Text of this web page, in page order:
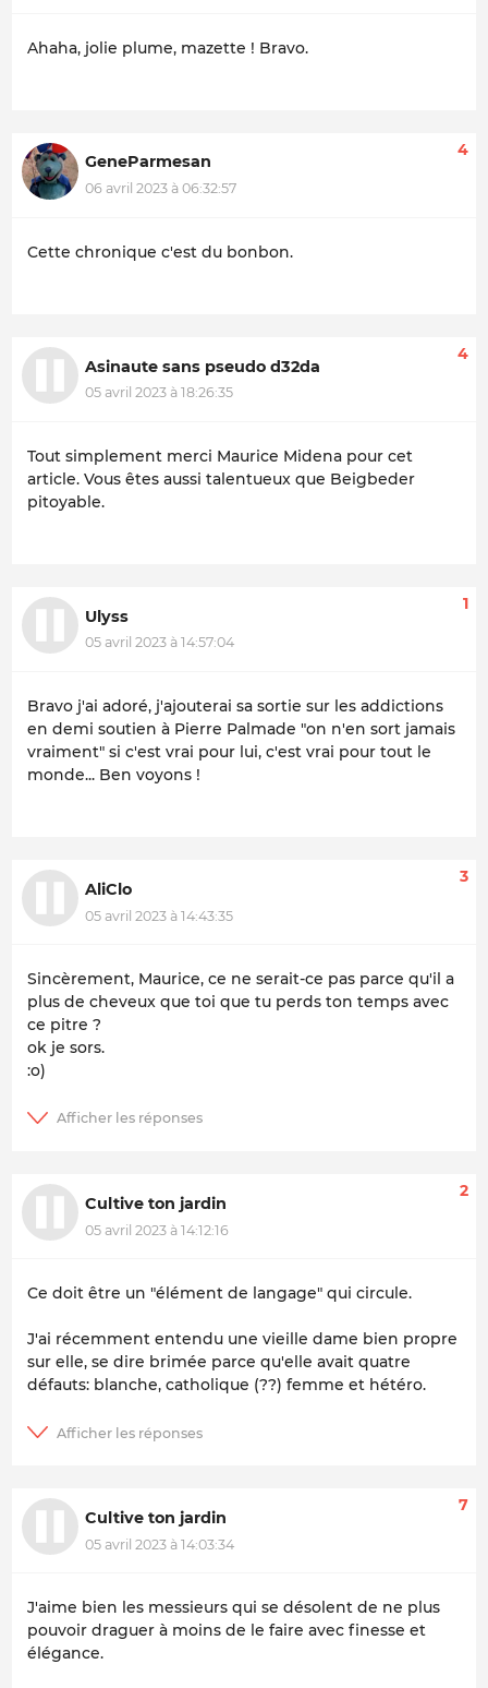
Ahaha, jolie plume, mazette ! Bravo.
GeneParmesan
06 avril 2023 à 06:32:57
4
Cette chronique c'est du bonbon.
Asinaute sans pseudo d32da
05 avril 2023 à 18:26:35
4
Tout simplement merci Maurice Midena pour cet
article. Vous êtes aussi talentueux que Beigbeder
pitoyable.
Ulyss
05 avril 2023 à 14:57:04
1
Bravo j'ai adoré, j'ajouterai sa sortie sur les addictions
en demi soutien à Pierre Palmade "on n'en sort jamais
vraiment" si c'est vrai pour lui, c'est vrai pour tout le
monde... Ben voyons !
AliClo
05 avril 2023 à 14:43:35
3
Sincèrement, Maurice, ce ne serait-ce pas parce qu'il a
plus de cheveux que toi que tu perds ton temps avec
ce pitre ?
ok je sors.
:o)
Cultive ton jardin
05 avril 2023 à 14:12:16
2
Ce doit être un "élément de langage" qui circule.
J'ai récemment entendu une vieille dame bien propre
sur elle, se dire brimée parce qu'elle avait quatre
défauts: blanche, catholique (??) femme et hétéro.
Cultive ton jardin
05 avril 2023 à 14:03:34
7
J'aime bien les messieurs qui se désolent de ne plus
pouvoir draguer à moins de le faire avec finesse et
élégance.